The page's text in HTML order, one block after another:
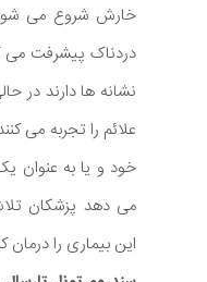
خارش شروع می
دردناک پیشرفت می
نشانه ها دارند در
علائم را تجربه می
خود و یا به عنوان
می دهد پزشکان
این بیماری را درمان